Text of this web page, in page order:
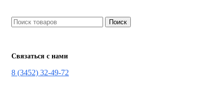
Поиск
Связаться с нами
8 (3452) 32-49-72